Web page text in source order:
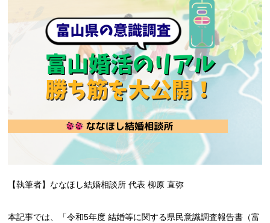
【執筆者】ななほし結婚相談所 代表 柳原 直弥
本記事では、「令和5年度 結婚等に関する県民意識調査報告書（富